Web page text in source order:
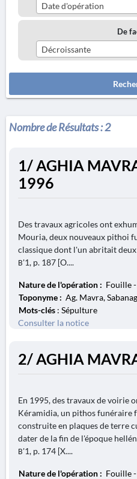
Date d'opération
De
Décroissante
Nombre de Résultats :2
1/ AGHIA
1996
Des travaux agricoles ont
Mouria, deux nouveaux pithoi
classique dont l'un abritait
Β'1, p. 187 [O....
Nature de l'opération : Fouille
Toponyme : Ag. Mavra,
Mots-clés : Sépulture
Consulter la notice
2/ AGHIA
En 1995, des travaux de voirie
Kéramidia, un pithos funéraire
construite en plaques de terre
dater de la fin de l'époque
Β'1, p. 174 [X....
Nature de l'opération : Fouille